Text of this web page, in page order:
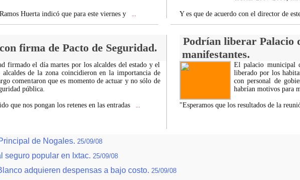
Huerta indicó que para este viernes y Y es que de acuerdo con el director de
firma de Pacto de Seguridad.
Podrían liberar Palacio
manifestantes.
firmado el día martes por los alcaldes del estado y el
de la zona coincidieron en la importancia de
comentaron que es momento de actuar y no sólo de
pública.
que nos pongan los retenes en las entradas
El palacio municipal
liberado por los
con personal de
habrían motivos para
"Esperamos que los resultados de la
de Nogales. 25/09/08
seguro popular en Ixtac. 25/09/08
adquieren despensas a bajo costo. 25/09/08